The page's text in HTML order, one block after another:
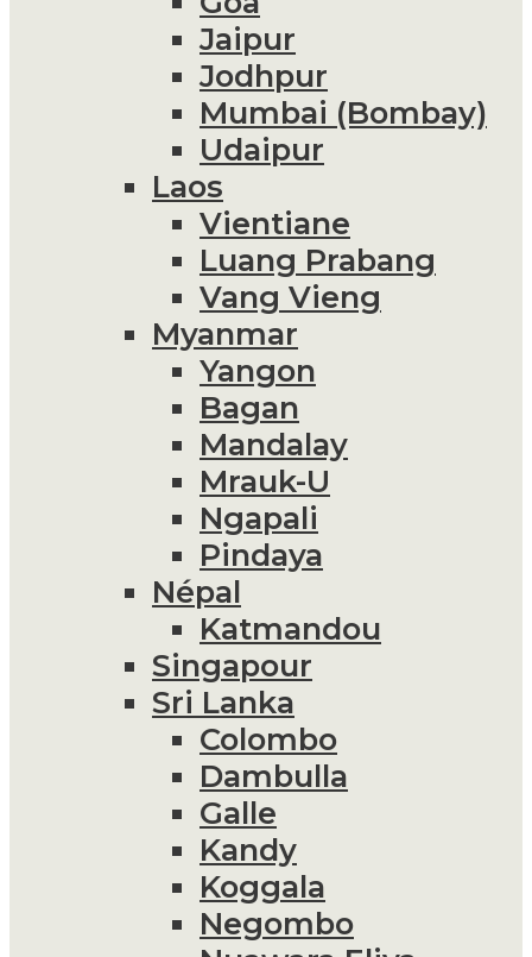
Jaipur
Jodhpur
Mumbai (Bombay)
Udaipur
Laos
Vientiane
Luang Prabang
Vang Vieng
Myanmar
Yangon
Bagan
Mandalay
Mrauk-U
Ngapali
Pindaya
Népal
Katmandou
Singapour
Sri Lanka
Colombo
Dambulla
Galle
Kandy
Koggala
Negombo